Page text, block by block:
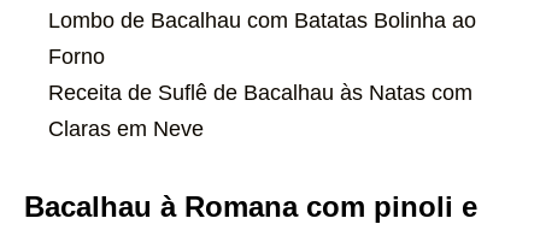
Lombo de Bacalhau com Batatas Bolinha ao
Forno
Receita de Suflê de Bacalhau às Natas com
Claras em Neve
Bacalhau à Romana com pinoli e